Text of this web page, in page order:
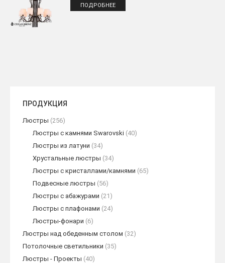
ПОДРОБНЕЕ
ПРОДУКЦИЯ
Люстры (256)
Люстры с камнями Swarovski (40)
Люстры из латуни (34)
Хрустальные люстры (34)
Люстры с кристаллами/камнями (65)
Подвесные люстры (56)
Люстры с абажурами (21)
Люстры с плафонами (24)
Люстры-фонари (6)
Люстры над обеденным столом (32)
Потолочные светильники (35)
Люстры - Проекты (40)